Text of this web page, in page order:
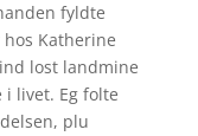
fyldte
Katherine
lost landmine
livet. Eg folte
plu